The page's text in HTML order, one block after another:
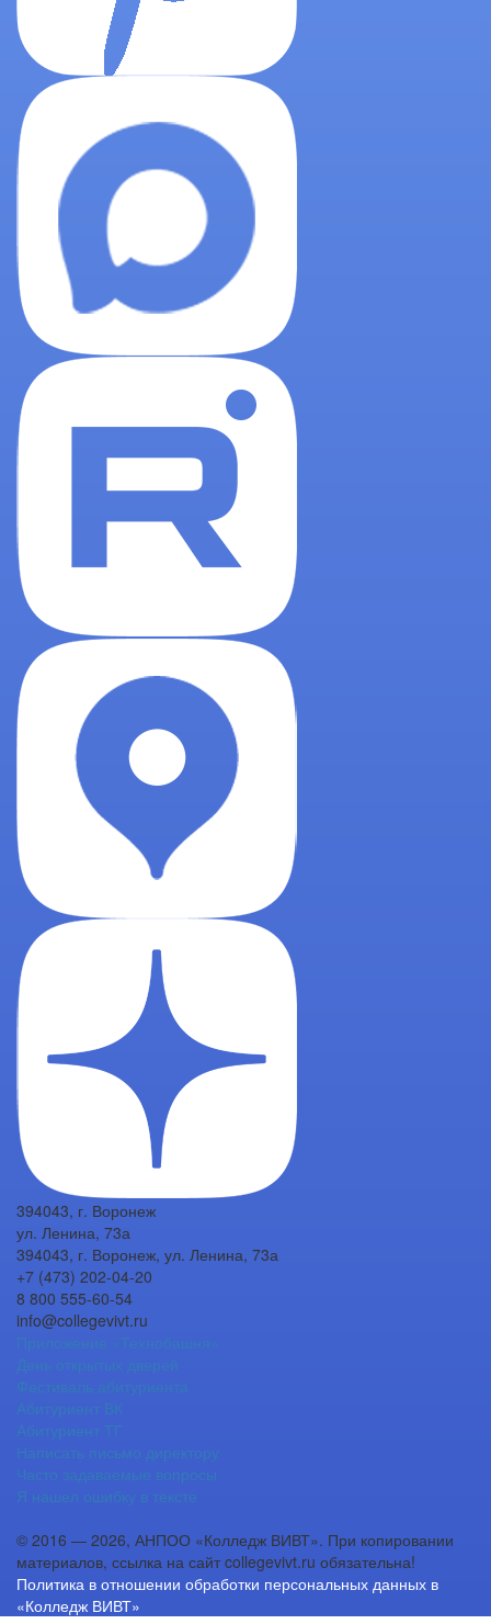
394043, г. Воронеж
ул. Ленина, 73а
394043, г. Воронеж, ул. Ленина, 73а
+7 (473) 202-04-20
8 800 555-60-54
info@collegevivt.ru
Приложение «Технобашня»
День открытых дверей
Фестиваль абитуриента
Абитуриент ВК
Абитуриент ТГ
Написать письмо директору
Часто задаваемые вопросы
Я нашел ошибку в тексте
© 2016 — 2026, АНПОО «Колледж ВИВТ». При копировании
материалов, ссылка на сайт collegevivt.ru обязательна!
Политика в отношении обработки персональных данных в
«Колледж ВИВТ»